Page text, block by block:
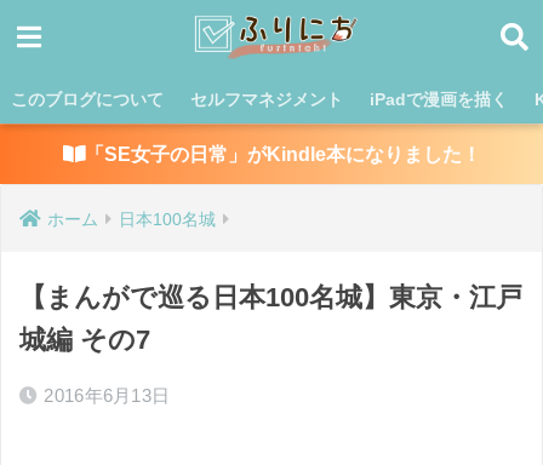
このブログについて セルフマネジメント iPadで漫画を描く
「SE女子の日常」がKindle本になりました！
ホーム 日本100名城
【まんがで巡る日本100名城】東京・江戸
城編 その7
2016年6月13日